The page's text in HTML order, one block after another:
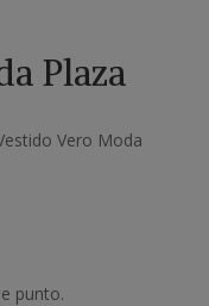
Plaza
Vero Moda
punto.